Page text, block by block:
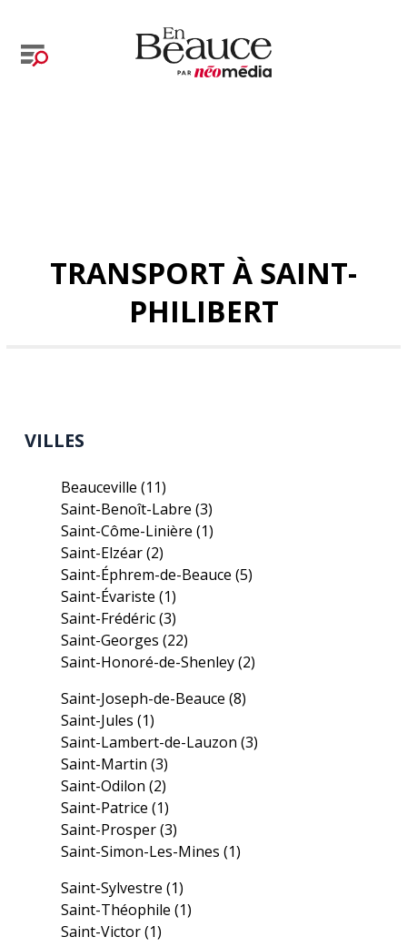
TRANSPORT À SAINT-
PHILIBERT
VILLES
Beauceville(11)
Saint-Benoît-Labre(3)
Saint-Côme-Linière(1)
Saint-Elzéar(2)
Saint-Éphrem-de-Beauce(5)
Saint-Évariste(1)
Saint-Frédéric(3)
Saint-Georges(22)
Saint-Honoré-de-Shenley(2)
Saint-Joseph-de-Beauce(8)
Saint-Jules(1)
Saint-Lambert-de-Lauzon(3)
Saint-Martin(3)
Saint-Odilon(2)
Saint-Patrice(1)
Saint-Prosper(3)
Saint-Simon-Les-Mines(1)
Saint-Sylvestre(1)
Saint-Théophile(1)
Saint-Victor(1)